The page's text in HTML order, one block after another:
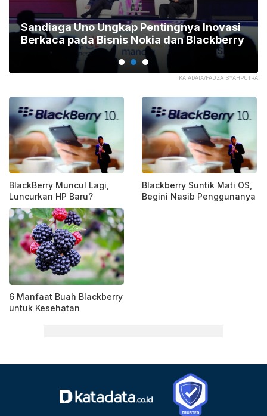
KATADATA/FAUZA SYAHPUTRA
Sandiaga Uno Ungkap Pentingnya Inovasi
Berkaca pada Bisnis Nokia dan Blackberry
BlackBerry Muncul Lagi,
Luncurkan HP Baru?
Blackberry Suntik Mati OS,
Begini Nasib Penggunanya
6 Manfaat Buah Blackberry
untuk Kesehatan